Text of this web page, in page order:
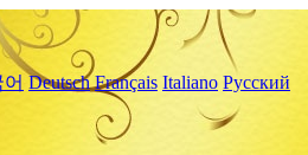
Deutsch Français Italiano Русский